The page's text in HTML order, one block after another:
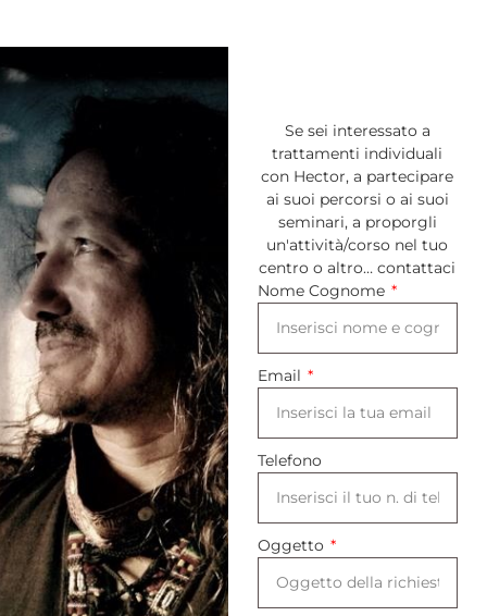
Se sei interessato a
trattamenti individuali
con Hector, a partecipare
ai suoi percorsi o ai suoi
seminari, a proporgli
un'attività/corso nel tuo
centro o altro… contattaci
Nome Cognome
Email
Telefono
Oggetto